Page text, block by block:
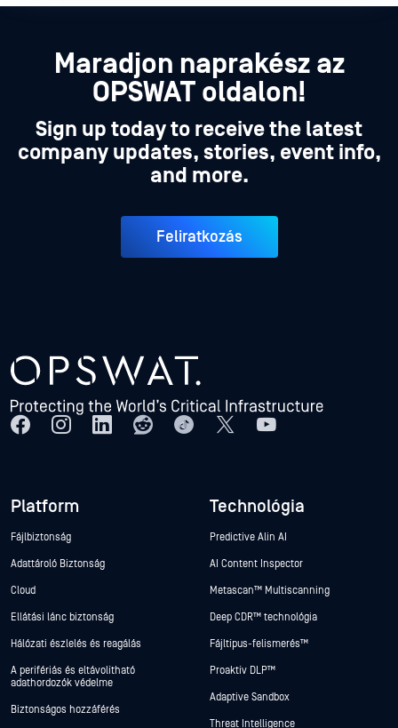
Maradjon naprakész az
OPSWAT oldalon!
Sign up today to receive the latest
company updates, stories, event info,
and more.
Feliratkozás
Platform
Fájlbiztonság
Adattároló Biztonság
Cloud
Ellátási lánc biztonság
Hálózati észlelés és reagálás
A perifériás és eltávolítható
adathordozók védelme
Biztonságos hozzáférés
Technológia
Predictive Alin AI
AI Content Inspector
Metascan™ Multiscanning
Deep CDR™ technológia
Fájltípus-felismerés™
Proaktív DLP™
Adaptive Sandbox
Threat Intelligence